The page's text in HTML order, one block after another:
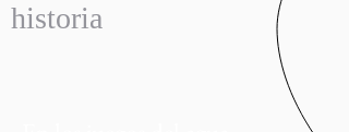
historia